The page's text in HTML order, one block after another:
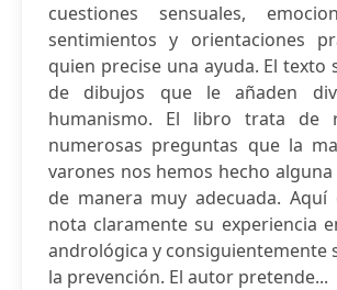
cuestiones sensuales,
sentimientos y orientaciones
quien precise una ayuda. El texto
de dibujos que le añaden
humanismo. El libro trata de
numerosas preguntas que la
varones nos hemos hecho alguna
de manera muy adecuada. Aquí
nota claramente su experiencia
andrológica y consiguientemente
la prevención. El autor pretende...